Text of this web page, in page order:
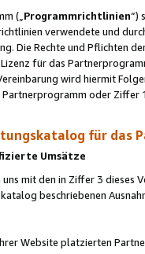
(„Programmrichtlinien“)
verwendete und
Die Rechte und Pflichten
für das
wird hiermit
oder
für das
Umsätze
uns mit den in Ziffer 3
beschriebenen
Website platzierten